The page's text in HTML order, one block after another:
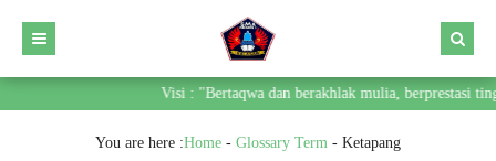
Visi : "Bertaqwa dan berakhlak mulia, berprestasi
You are here :Home - Glossary Term - Ketapang